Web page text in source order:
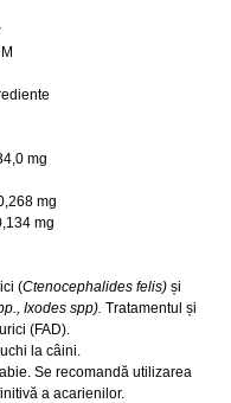
mg
mg
(Ctenocephalides felis) și
Ixodes spp). Tratamentul și
(FAD).
la câini.
Se recomandă utilizarea
a acarienilor.